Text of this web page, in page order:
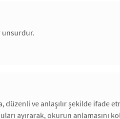
unsurdur.
ve anlaşılır şekilde ifade
ayırarak, okurun anlamasını